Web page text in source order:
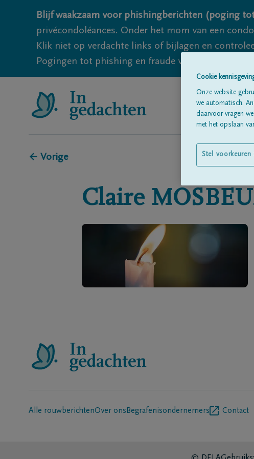
Blijf waakzaam voor phishingberichten (poging
privécondoléances. Onder het mom van een
Klik niet op verdachte links of bijlagen en
Pogingen tot phishing en fraude vallen echter
← Vorige
Claire
Alle rouwberichtenOver ons Begrafenisondernemers Contact
Cookie
Onze website
we automatisch.
daarvoor vragen
met het opslaan
Stel voorkeuren